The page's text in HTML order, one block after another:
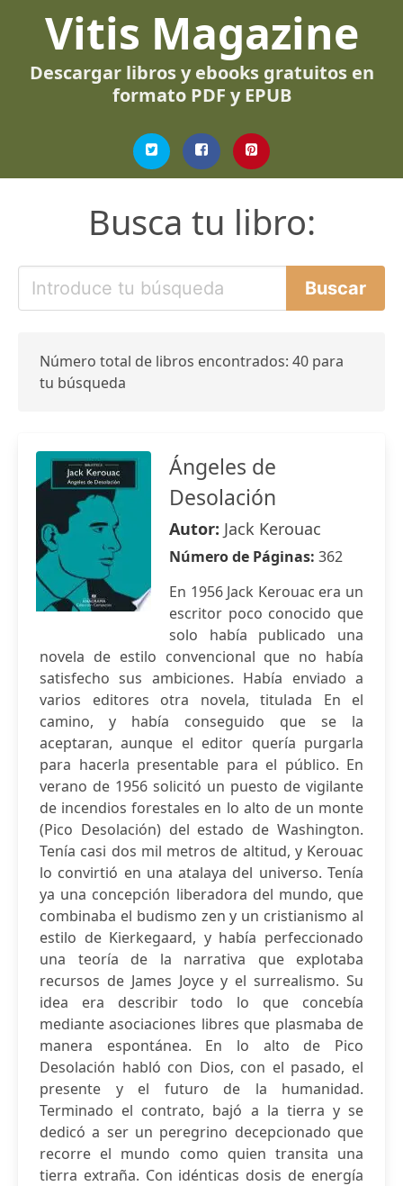
Vitis Magazine
Descargar libros y ebooks gratuitos en
formato PDF y EPUB
Busca tu libro:
Número total de libros encontrados: 40 para
tu búsqueda
Ángeles de
Desolación
Autor: Jack Kerouac
Número de Páginas: 362
En 1956 Jack Kerouac era un
escritor poco conocido que
solo había publicado una
novela de estilo convencional que no había
satisfecho sus ambiciones. Había enviado a
varios editores otra novela, titulada En el
camino, y había conseguido que se la
aceptaran, aunque el editor quería purgarla
para hacerla presentable para el público. En
verano de 1956 solicitó un puesto de vigilante
de incendios forestales en lo alto de un monte
(Pico Desolación) del estado de Washington.
Tenía casi dos mil metros de altitud, y Kerouac
lo convirtió en una atalaya del universo. Tenía
ya una concepción liberadora del mundo, que
combinaba el budismo zen y un cristianismo al
estilo de Kierkegaard, y había perfeccionado
una teoría de la narrativa que explotaba
recursos de James Joyce y el surrealismo. Su
idea era describir todo lo que concebía
mediante asociaciones libres que plasmaba de
manera espontánea. En lo alto de Pico
Desolación habló con Dios, con el pasado, el
presente y el futuro de la humanidad.
Terminado el contrato, bajó a la tierra y se
dedicó a ser un peregrino decepcionado que
recorre el mundo como quien transita una
tierra extraña. Con idénticas dosis de energía